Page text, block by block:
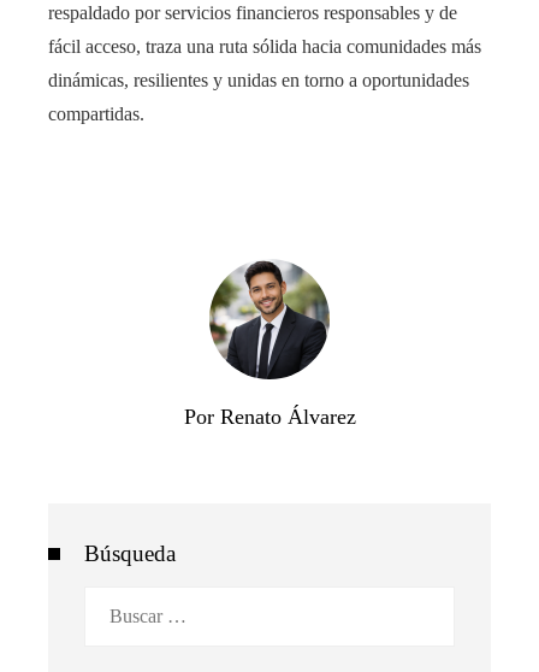
respaldado por servicios financieros responsables y de
fácil acceso, traza una ruta sólida hacia comunidades más
dinámicas, resilientes y unidas en torno a oportunidades
compartidas.
Por Renato Álvarez
Búsqueda